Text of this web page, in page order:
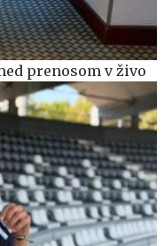
prenosom v živo